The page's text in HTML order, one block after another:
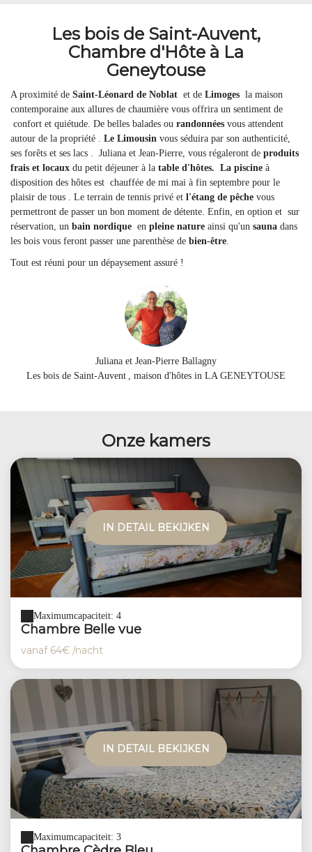
Les bois de Saint-Auvent,
Chambre d'Hôte à La
Geneytouse
A proximité de Saint-Léonard de Noblat et de Limoges la maison
contemporaine aux allures de chaumière vous offrira un sentiment de
confort et quiétude. De belles balades ou randonnées vous attendent
autour de la propriété . Le Limousin vous séduira par son authenticité,
ses forêts et ses lacs . Juliana et Jean-Pierre, vous régaleront de produits
frais et locaux du petit déjeuner à la table d'hôtes. La piscine à
disposition des hôtes est chauffée de mi mai à fin septembre pour le
plaisir de tous . Le terrain de tennis privé et l'étang de pêche vous
permettront de passer un bon moment de détente. Enfin, en option et sur
réservation, un bain nordique en pleine nature ainsi qu'un sauna dans
les bois vous feront passer une parenthèse de bien-être.
Tout est réuni pour un dépaysement assuré !
Juliana et Jean-Pierre Ballagny
Les bois de Saint-Auvent , maison d'hôtes in LA GENEYTOUSE
Onze kamers
IN DETAIL BEKIJKEN
Maximumcapaciteit: 4
Chambre Belle vue
vanaf 64€ /nacht
IN DETAIL BEKIJKEN
Maximumcapaciteit: 3